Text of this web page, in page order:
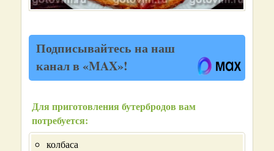
Подписывайтесь на наш
канал в «MAX»!
Для приготовления бутербродов вам
потребуется:
колбаса